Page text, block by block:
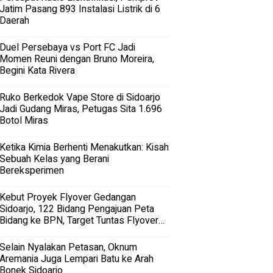
Jatim Pasang 893 Instalasi Listrik di 6
Daerah
Duel Persebaya vs Port FC Jadi
Momen Reuni dengan Bruno Moreira,
Begini Kata Rivera
Ruko Berkedok Vape Store di Sidoarjo
Jadi Gudang Miras, Petugas Sita 1.696
Botol Miras
Ketika Kimia Berhenti Menakutkan: Kisah
Sebuah Kelas yang Berani
Bereksperimen
Kebut Proyek Flyover Gedangan
Sidoarjo, 122 Bidang Pengajuan Peta
Bidang ke BPN, Target Tuntas Flyover
Selain Nyalakan Petasan, Oknum
Aremania Juga Lempari Batu ke Arah